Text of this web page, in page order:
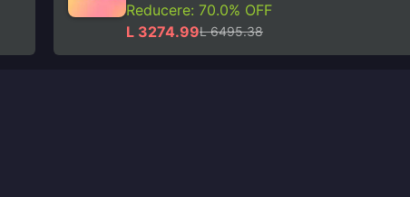
Reducere: 70.0% OFF
L 3274.99L 6495.38